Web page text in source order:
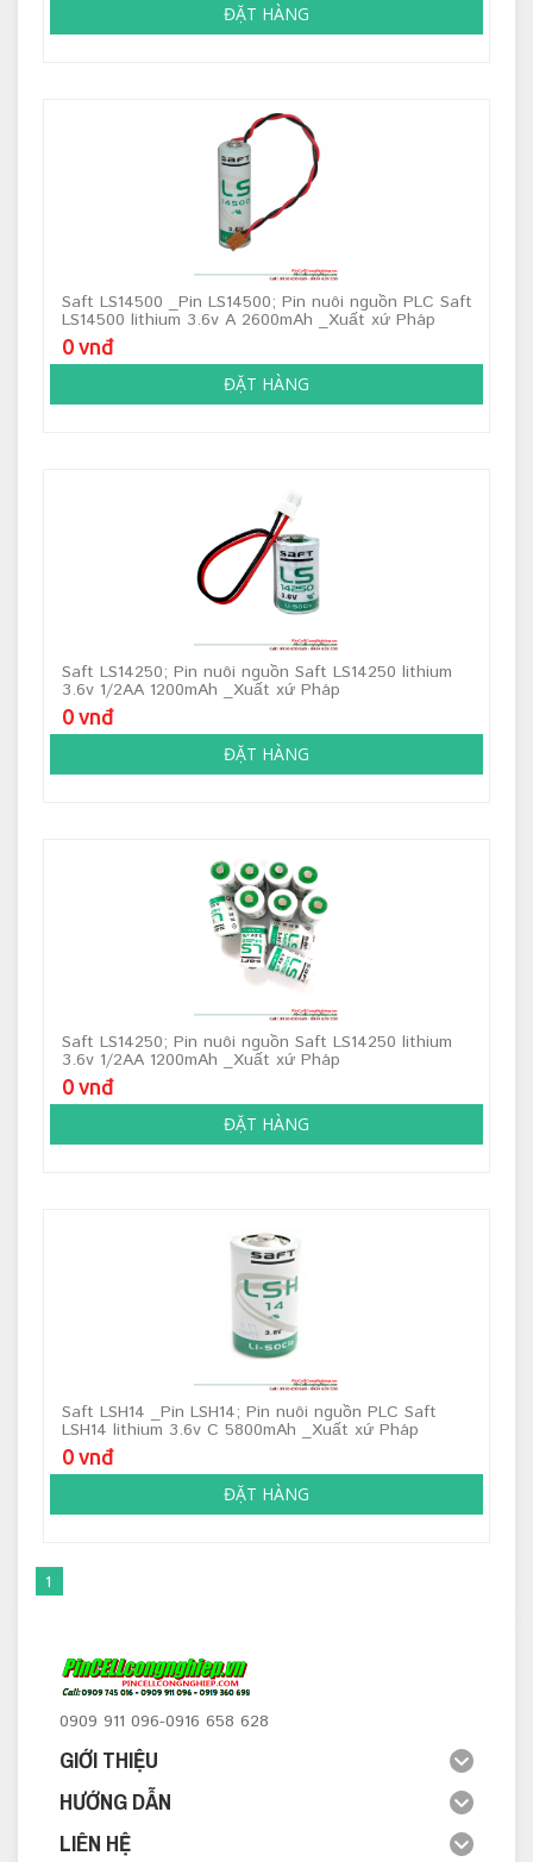
ĐẶT HÀNG
Saft LS14500 _Pin LS14500; Pin nuôi nguồn PLC Saft
LS14500 lithium 3.6v A 2600mAh _Xuất xứ Pháp
0 vnđ
ĐẶT HÀNG
Saft LS14250; Pin nuôi nguồn Saft LS14250 lithium
3.6v 1/2AA 1200mAh _Xuất xứ Pháp
0 vnđ
ĐẶT HÀNG
Saft LS14250; Pin nuôi nguồn Saft LS14250 lithium
3.6v 1/2AA 1200mAh _Xuất xứ Pháp
0 vnđ
ĐẶT HÀNG
Saft LSH14 _Pin LSH14; Pin nuôi nguồn PLC Saft
LSH14 lithium 3.6v C 5800mAh _Xuất xứ Pháp
0 vnđ
ĐẶT HÀNG
1
0909 911 096-0916 658 628
GIỚI THIỆU
HƯỚNG DẪN
LIÊN HỆ